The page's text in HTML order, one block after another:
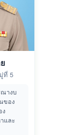
ที่ 5
างบ
ของ
ง
และ